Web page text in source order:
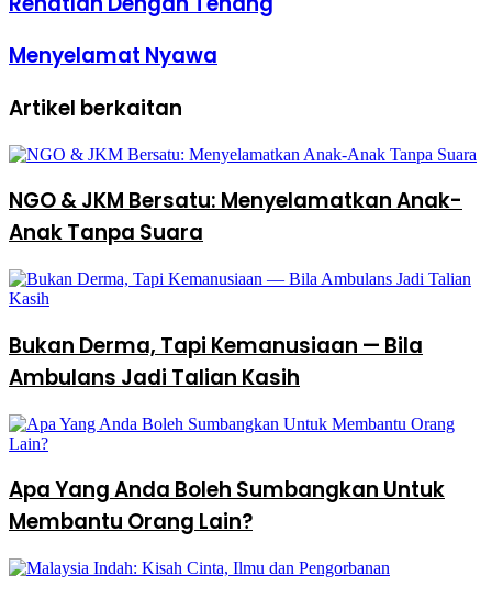
Menyelamat Nyawa
Artikel berkaitan
NGO & JKM Bersatu: Menyelamatkan Anak-
Anak Tanpa Suara
Bukan Derma, Tapi Kemanusiaan — Bila
Ambulans Jadi Talian Kasih
Apa Yang Anda Boleh Sumbangkan Untuk
Membantu Orang Lain?